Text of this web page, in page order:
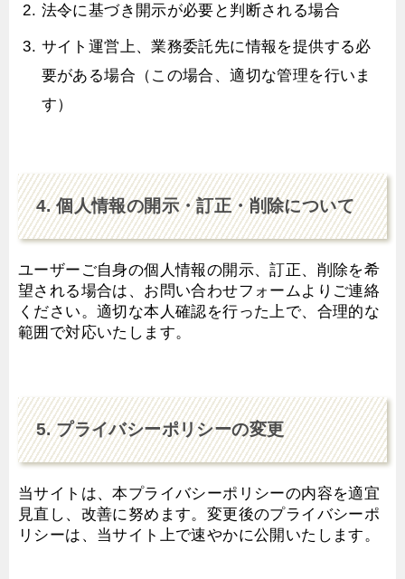
法令に基づき開示が必要と判断される場合
サイト運営上、業務委託先に情報を提供する必
要がある場合（この場合、適切な管理を行いま
す）
4. 個人情報の開示・訂正・削除について
ユーザーご自身の個人情報の開示、訂正、削除を希
望される場合は、お問い合わせフォームよりご連絡
ください。適切な本人確認を行った上で、合理的な
範囲で対応いたします。
5. プライバシーポリシーの変更
当サイトは、本プライバシーポリシーの内容を適宜
見直し、改善に努めます。変更後のプライバシーポ
リシーは、当サイト上で速やかに公開いたします。